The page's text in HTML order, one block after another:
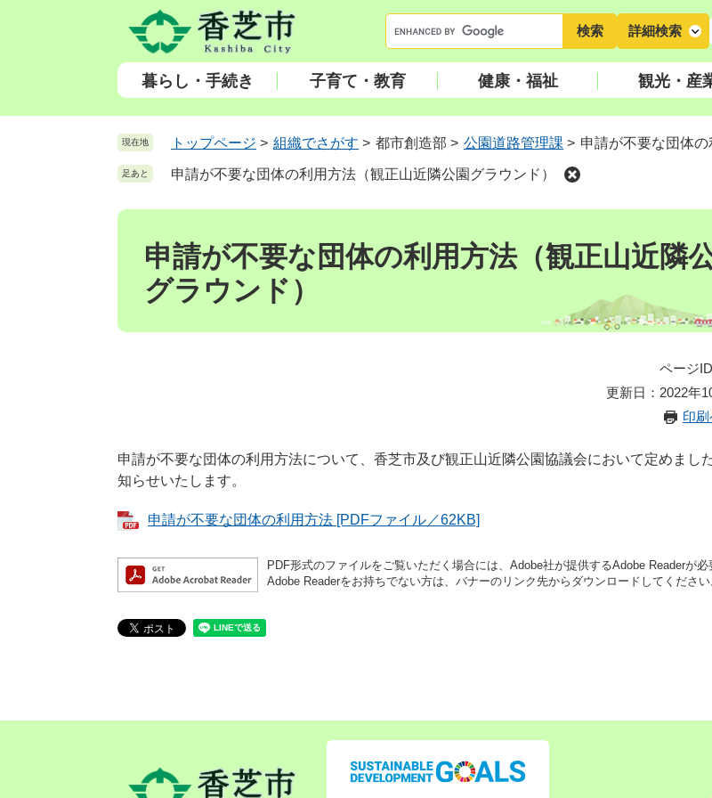
頭
飛
ー
ワ
ー
索
詳細検索
暮らし・手続き 子育て・教育 健康・福祉 観光・産
現在地 トップページ > 組織でさがす > 都市創造部 > 公園道路管理課 > 申請が不要な団体の
足あと 申請が不要な団体の利用方法（観正山近隣公園グラウンド）
本
申請が不要な団体の利用方法（観正山近隣
グラウンド）
ページ
更新日：2022年
印
申請が不要な団体の利用方法について、香芝市及び観正山近隣公園協議会において定めまし
知らせいたします。
申請が不要な団体の利用方法 [PDFファイル／62KB]
PDF形式のファイルをご覧いただく場合には、Adobe社が提供するAdobe Readerが必
Adobe Readerをお持ちでない方は、バナーのリンク先からダウンロードしてください